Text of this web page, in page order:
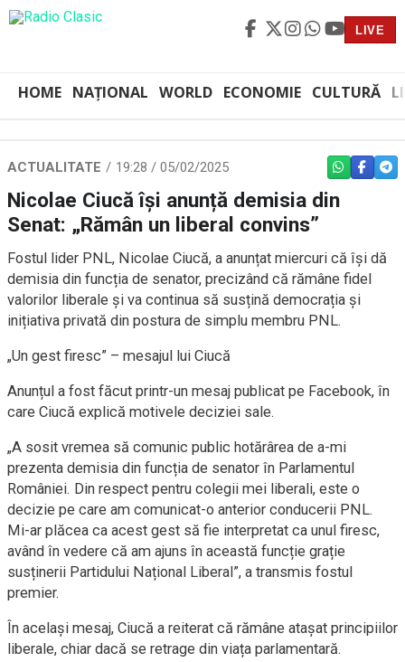
LIVE
HOME NAȚIONAL WORLD ECONOMIE CULTURĂ
ACTUALITATE 19:28 / 05/02/2025 WHATSAPP
Nicolae Ciucă își anunță demisia din
Senat: „Rămân un liberal convins”
Fostul lider PNL, Nicolae Ciucă, a anunțat miercuri că își dă
demisia din funcția de senator, precizând că rămâne fidel
valorilor liberale și va continua să susțină democrația și
inițiativa privată din postura de simplu membru PNL.
„Un gest firesc” – mesajul lui Ciucă
Anunțul a fost făcut printr-un mesaj publicat pe Facebook, în
care Ciucă explică motivele deciziei sale.
„A sosit vremea să comunic public hotărârea de a-mi
prezenta demisia din funcția de senator în Parlamentul
României. Din respect pentru colegii mei liberali, este o
decizie pe care am comunicat-o anterior conducerii PNL.
Mi-ar plăcea ca acest gest să fie interpretat ca unul firesc,
având în vedere că am ajuns în această funcție grație
susținerii Partidului Național Liberal”, a transmis fostul
premier.
În același mesaj, Ciucă a reiterat că rămâne atașat principiilor
liberale, chiar dacă se retrage din viața parlamentară.